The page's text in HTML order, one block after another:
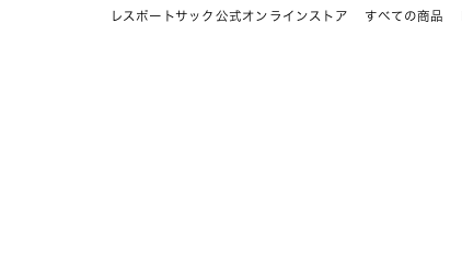
レスポートサック公式オンラインストア すべての商品